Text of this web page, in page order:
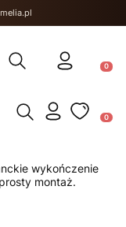
Otwórz wyszukiwarkę
Otwórz wyszukiwarkę
wykończenie
montaż.